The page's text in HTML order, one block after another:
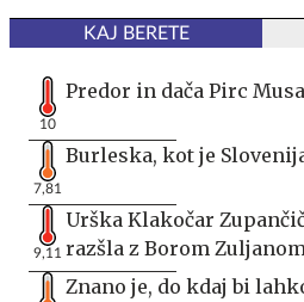
KAJ BERETE
10
Predor in dača Pirc
7,81
Burleska, kot je
9,11
Urška Klakočar
razšla z Borom
Znano je, do kdaj bi